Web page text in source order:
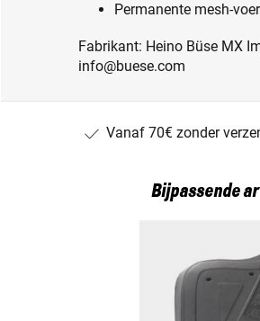
Permanente mesh-
Fabrikant: Heino Büse MX
info@buese.com
Vanaf 70€ zonder
Bijpassende